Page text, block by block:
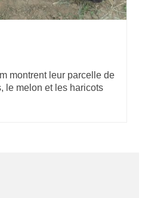
montrent leur parcelle de
le melon et les haricots